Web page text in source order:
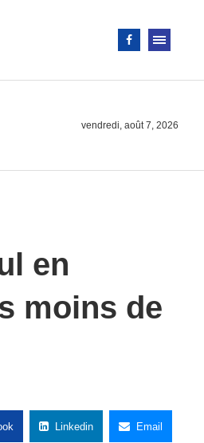
vendredi, août 7, 2026
en
moins de
Linkedin Email